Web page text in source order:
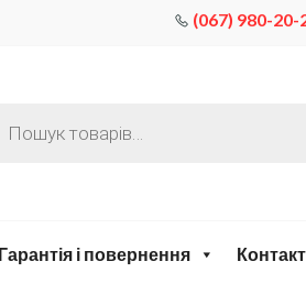
(067) 980-20-
Гарантія і повернення